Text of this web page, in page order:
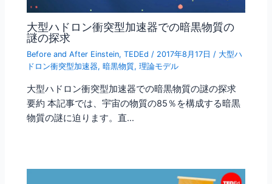
大型ハドロン衝突型加速器での暗黒物質の
謎の探求
Before and After Einstein,TEDEd / 2017年8月17日/ 大型ハ
ドロン衝突型加速器,暗黒物質,理論モデル
大型ハドロン衝突型加速器での暗黒物質の謎の探求
要約 本記事では、宇宙の物質の85％を構成する暗黒
物質の謎に迫ります。直…